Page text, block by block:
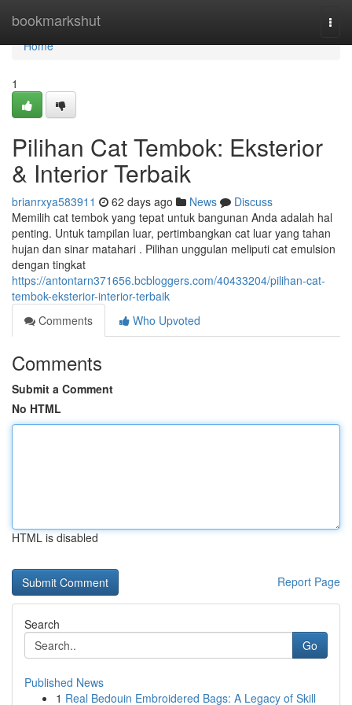
bookmarkshut
Home
Home
1
Pilihan Cat Tembok: Eksterior
& Interior Terbaik
brianrxya583911 62 days ago News
Discuss
Memilih cat tembok yang tepat untuk bangunan Anda adalah hal
penting. Untuk tampilan luar, pertimbangkan cat luar yang tahan
hujan dan sinar matahari . Pilihan unggulan meliputi cat emulsion
dengan tingkat
https://antontarn371656.bcbloggers.com/40433204/pilihan-cat-
tembok-eksterior-interior-terbaik
Comments
Who Upvoted
Comments
Submit a Comment
No HTML
HTML is disabled
Report Page
Search
Go
Published News
1 Real Bedouin Embroidered Bags: A Legacy of Skill